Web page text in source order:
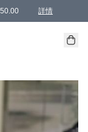
詳情
members can
方式 )